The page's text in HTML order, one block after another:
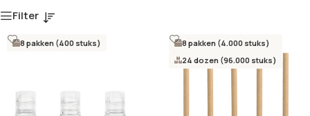
Filter
8 pakken (400 stuks)
8 pakken (4.000 stuks)
24 dozen (96.000 stuks)